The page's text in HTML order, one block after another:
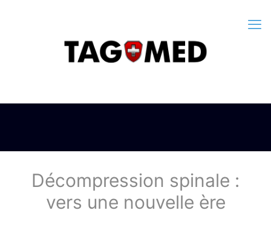
Décompression spinale :
vers une nouvelle ère